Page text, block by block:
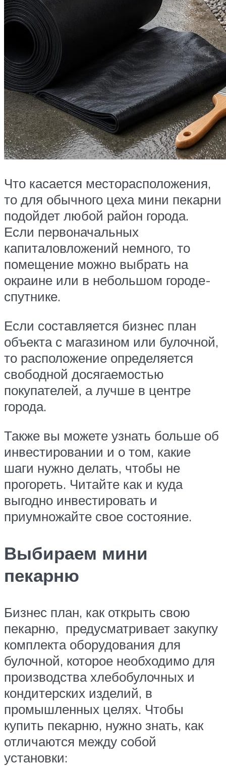
Что касается месторасположения,
то для обычного цеха мини пекарни
подойдет любой район города.
Если первоначальных
капиталовложений немного, то
помещение можно выбрать на
окраине или в небольшом городе-
спутнике.
Если составляется бизнес план
объекта с магазином или булочной,
то расположение определяется
свободной досягаемостью
покупателей, а лучше в центре
города.
Также вы можете узнать больше об
инвестировании и о том, какие
шаги нужно делать, чтобы не
прогореть. Читайте как и куда
выгодно инвестировать и
приумножайте свое состояние.
Выбираем мини
пекарню
Бизнес план, как открыть свою
пекарню, предусматривает закупку
комплекта оборудования для
булочной, которое необходимо для
производства хлебобулочных и
кондитерских изделий, в
промышленных целях. Чтобы
купить пекарню, нужно знать, как
отличаются между собой
установки: